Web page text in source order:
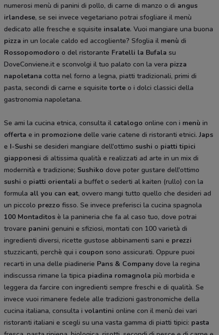
numerosi menù di panini di pollo, di carne di manzo o di angus
irlandese, se sei invece vegetariano potrai sfogliare il menù
dedicato alle fresche e squisite insalate. Vuoi mangiare una buona
pizza in un locale caldo ed accogliente? Sfoglia il menù di
Rossopomodoro o del ristorante Fratelli la Bufala su
DoveConviene.it e sconvolgi il tuo palato con la vera pizza
napoletana cotta nel forno a legna, piatti tradizionali, primi di
pasta, secondi di carne e squisitetorte o i dolci classici della
gastronomia napoletana.
Se ami la cucina etnica, consulta il catalogo online con i menù in
offerta e in promozione delle varie catene di ristoranti etnici.Japs
e I-Sushi se desideri mangiare dell'ottimo sushi o piatti tipici
giapponesi di altissima qualità e realizzati ad arte in un mix di
modernità e tradizione; Sushiko dove poter gustare dell'ottimo
sushi o piatti orientali a buffet o sederti al kaiten (rullo) con la
formula all you can eat, ovvero mangi tutto quello che desideri ad
un piccolo prezzo fisso. Se invece preferisci la cucina spagnola
100 Montaditos è la panineria che fa al caso tuo, dove potrai
trovare panini genuini e sfiziosi, montati con 100 varietà di
ingredienti diversi, ricette gustose abbinamenti sani e prezzi
stuzzicanti, perchè qui i coupon sono assicurati. Oppure puoi
recarti in una delle piadinerie Pans & Company dove la regina
indiscussa rimane la tipica piadina romagnola più morbida e
leggera da farcire con ingredienti sempre freschi e di qualità. Se
invece vuoi rimanere fedele alle tradizioni gastronomiche della
cucina italiana, consulta i volantini online con il menù dei vari
ristoranti italiani e scegli su una vasta gamma di piatti tipici: pasta